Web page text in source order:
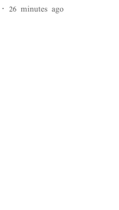
26 minutes ago